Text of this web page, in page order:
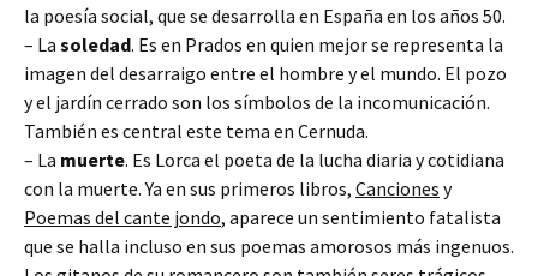
la poesía social, que se desarrolla en España en los años 50.
– La soledad. Es en Prados en quien mejor se representa la
imagen del desarraigo entre el hombre y el mundo. El pozo
y el jardín cerrado son los símbolos de la incomunicación.
También es central este tema en Cernuda.
– La muerte. Es Lorca el poeta de la lucha diaria y cotidiana
con la muerte. Ya en sus primeros libros, Canciones y
Poemas del cante jondo, aparece un sentimiento fatalista
que se halla incluso en sus poemas amorosos más ingenuos.